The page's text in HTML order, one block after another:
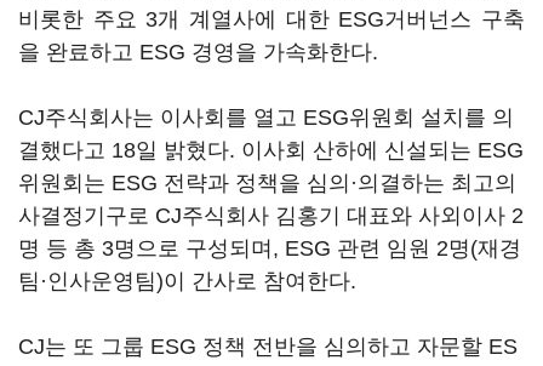
비롯한 주요 3개 계열사에 대한 ESG거버넌스 구축
을 완료하고 ESG 경영을 가속화한다.
CJ주식회사는 이사회를 열고 ESG위원회 설치를 의
결했다고 18일 밝혔다. 이사회 산하에 신설되는 ESG
위원회는 ESG 전략과 정책을 심의·의결하는 최고의
사결정기구로 CJ주식회사 김홍기 대표와 사외이사 2
명 등 총 3명으로 구성되며, ESG 관련 임원 2명(재경
팀·인사운영팀)이 간사로 참여한다.
CJ는 또 그룹 ESG 정책 전반을 심의하고 자문할 ES